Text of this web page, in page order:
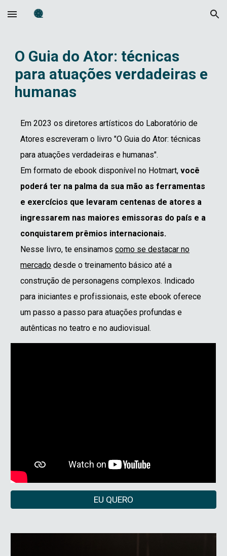
Skip to main content Skip to navigation
O Guia do Ator: técnicas
para atuações verdadeiras e
humanas
Em 2023 os diretores artísticos do Laboratório de
Atores escreveram o livro "O Guia do Ator: técnicas
para atuações verdadeiras e humanas".
Em formato de ebook disponível no Hotmart, você
poderá ter na palma da sua mão as ferramentas
e exercícios que levaram centenas de atores a
ingressarem nas maiores emissoras do país e a
conquistarem prêmios internacionais.
Nesse livro, te ensinamoscomo se destacar no
mercado desde o treinamento básico até a
construção de personagens complexos. Indicado
para iniciantes e profissionais, este ebook oferece
um passo a passo para atuações profundas e
autênticas no teatro e no audiovisual.
EU QUERO